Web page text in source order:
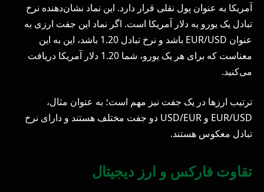
آمریکا به عنوان پول نقلی قرار دارد. این نماد نشان‌دهنده نرخ
تبادل یک یورو به دلار آمریکا است. اگر نماد این جفت ارزی به
عنوان EUR/USD باشد و نرخ تبادل 1.20 باشد، این به این
معناست که برای هر یک یورو، شما 1.20 دلار آمریکا دریافت
می‌کنید.
ترتیب ارزها در یک جفت نیز مهم است؛ به عنوان مثال،
EUR/USD و USD/EUR دو جفت مختلف هستند و دارای نرخ
تبادل معکوس هستند.
تقاوت فارکس و ارز دیجیتال